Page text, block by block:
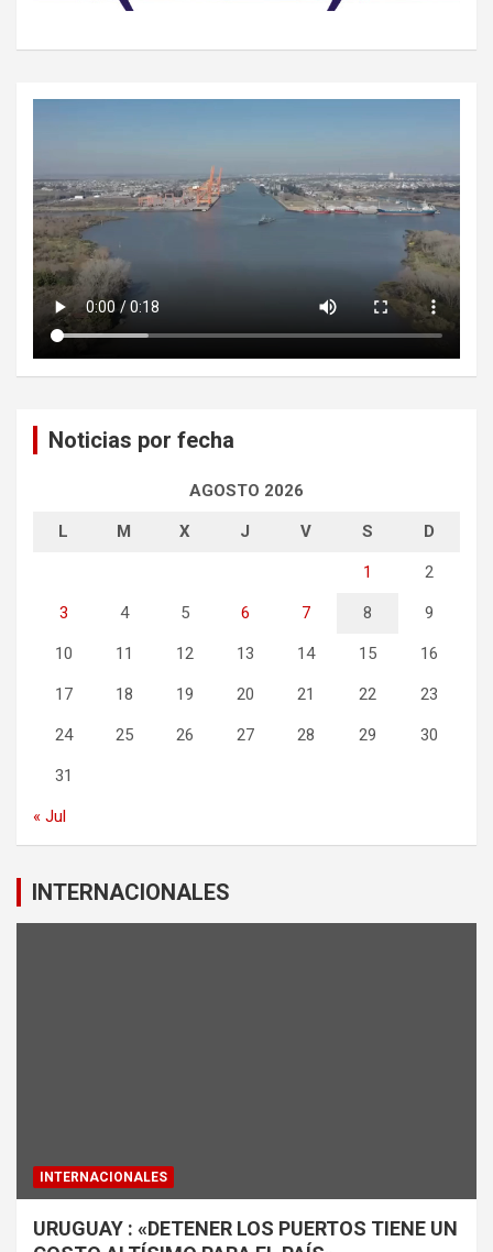
Noticias por fecha
AGOSTO 2026
L M X J V S D
1 2
3 4 5 6 7 8 9
10 11 12 13 14 15 16
17 18 19 20 21 22 23
24 25 26 27 28 29 30
31
« Jul
INTERNACIONALES
INTERNACIONALES
URUGUAY : «DETENER LOS PUERTOS TIENE UN